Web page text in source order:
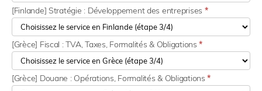
[Finlande] Stratégie : Développement des entreprises *
[Grèce] Fiscal : TVA, Taxes, Formalités & Obligations*
[Grèce] Douane : Opérations, Formalités & Obligations*